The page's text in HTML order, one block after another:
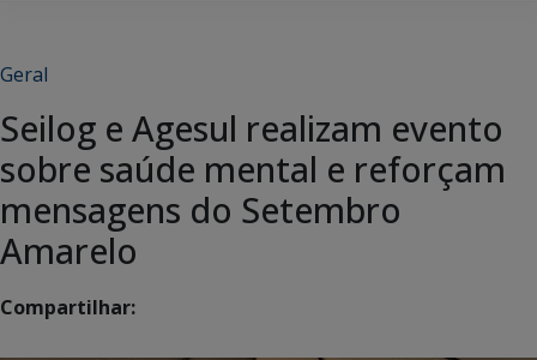
Geral
Seilog e Agesul realizam evento
sobre saúde mental e reforçam
mensagens do Setembro
Amarelo
Compartilhar: